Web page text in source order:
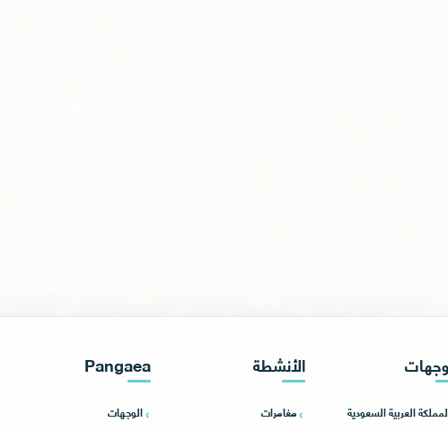
العربية السعودية
الأنشطة
مغامرات
Pangaea
الوجهات